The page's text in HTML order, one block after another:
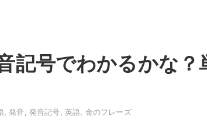
記号でわかるかな？
,発音 発音記号 英語 金のフレーズ